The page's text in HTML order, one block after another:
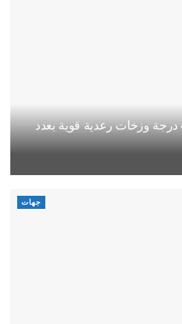
موجة حر تصل إلى 47 درجة وزخات رعدية قوية بعدد
جهات